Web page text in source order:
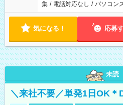
集 / 電話対応なし / パソコン
気になる！ 応募
未読
＼来社不要／単発1日OK＊